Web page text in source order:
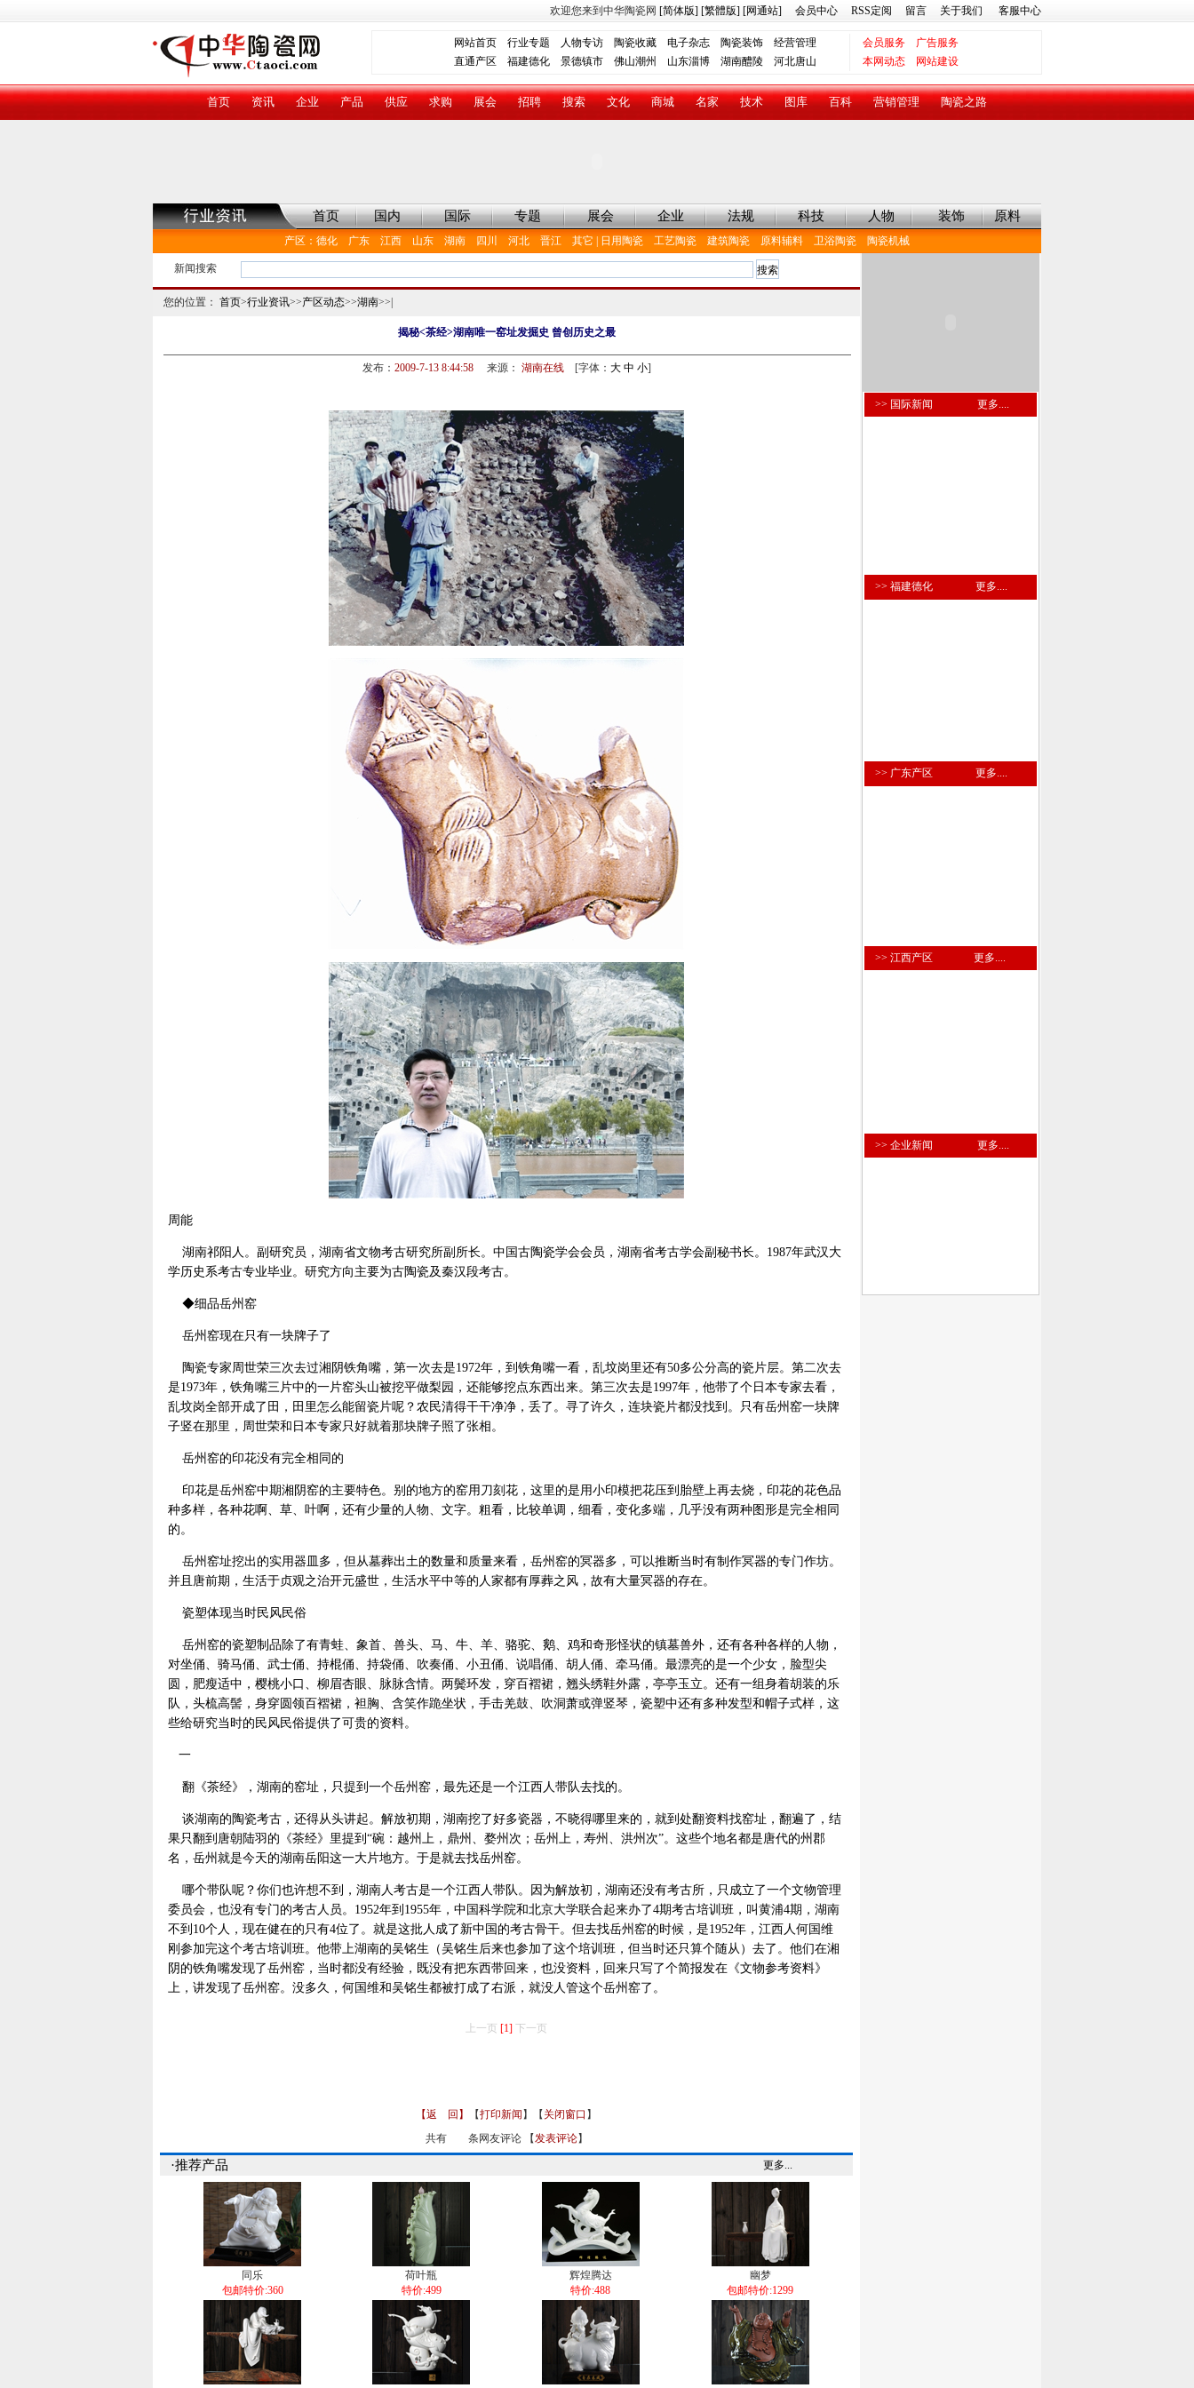
欢迎您来到中华陶瓷网 [简体版] [繁體版] [网通站] 会员中心 RSS定阅 留言 关于我们 客服中心
网站首页 行业专题 人物专访 陶瓷收藏 电子杂志 陶瓷装饰 经营管理 会员服务
广告服务
直通产区 福建德化 景德镇市 佛山潮州 山东淄博 湖南醴陵 河北唐山 本网动态 网站建设
首页 资讯 企业 产品 供应 求购 展会 招聘 搜索 文化 商城 名家 技术 图库 百科 营销管理 陶瓷之路
首页 国内 国际 专题 展会 企业 法规 科技 人物 装饰 原料
产区 ： 德化 广东 江西 山东 湖南 四川 河北 晋江 其它 日用陶瓷 工艺陶瓷 建筑陶瓷 原料辅料 卫浴陶瓷 陶瓷机械
新闻搜索
您的位置： 首页>行业资讯>>产区动态>>湖南>>|
揭秘<茶经>湖南唯一窑址发掘史 曾创历史之最
发布： 2009-7-13 8:44:58来源： 湖南在线[字体： 大 中 小]
周能
湖南祁阳人。副研究员，湖南省文物考古研究所副所长。中国古陶瓷学会会员，湖南省考古学会副秘书长。1987年武汉大
学历史系考古专业毕业。研究方向主要为古陶瓷及秦汉段考古。
◆细品岳州窑
岳州窑现在只有一块牌子了
陶瓷专家周世荣三次去过湘阴铁角嘴，第一次去是1972年，到铁角嘴一看，乱坟岗里还有50多公分高的瓷片层。第二次去
是1973年，铁角嘴三片中的一片窑头山被挖平做梨园，还能够挖点东西出来。第三次去是1997年，他带了个日本专家去看，
乱坟岗全部开成了田，田里怎么能留瓷片呢？农民清得干干净净，丢了。寻了许久，连块瓷片都没找到。只有岳州窑一块牌
子竖在那里，周世荣和日本专家只好就着那块牌子照了张相。
岳州窑的印花没有完全相同的
印花是岳州窑中期湘阴窑的主要特色。别的地方的窑用刀刻花，这里的是用小印模把花压到胎壁上再去烧，印花的花色品
种多样，各种花啊、草、叶啊，还有少量的人物、文字。粗看，比较单调，细看，变化多端，几乎没有两种图形是完全相同
的。
岳州窑址挖出的实用器皿多，但从墓葬出土的数量和质量来看，岳州窑的冥器多，可以推断当时有制作冥器的专门作坊。
并且唐前期，生活于贞观之治开元盛世，生活水平中等的人家都有厚葬之风，故有大量冥器的存在。
瓷塑体现当时民风民俗
岳州窑的瓷塑制品除了有青蛙、象首、兽头、马、牛、羊、骆驼、鹅、鸡和奇形怪状的镇墓兽外，还有各种各样的人物，
对坐俑、骑马俑、武士俑、持棍俑、持袋俑、吹奏俑、小丑俑、说唱俑、胡人俑、牵马俑。最漂亮的是一个少女，脸型尖
圆，肥瘦适中，樱桃小口、柳眉杏眼、脉脉含情。两鬓环发，穿百褶裙，翘头绣鞋外露，亭亭玉立。还有一组身着胡装的乐
队，头梳高髻，身穿圆领百褶裙，袒胸、含笑作跪坐状，手击羌鼓、吹洞萧或弹竖琴，瓷塑中还有多种发型和帽子式样，这
些给研究当时的民风民俗提供了可贵的资料。
一
翻《茶经》，湖南的窑址，只提到一个岳州窑，最先还是一个江西人带队去找的。
谈湖南的陶瓷考古，还得从头讲起。解放初期，湖南挖了好多瓷器，不晓得哪里来的，就到处翻资料找窑址，翻遍了，结
果只翻到唐朝陆羽的《茶经》里提到“碗：越州上，鼎州、婺州次；岳州上，寿州、洪州次”。这些个地名都是唐代的州郡
名，岳州就是今天的湖南岳阳这一大片地方。于是就去找岳州窑。
哪个带队呢？你们也许想不到，湖南人考古是一个江西人带队。因为解放初，湖南还没有考古所，只成立了一个文物管理
委员会，也没有专门的考古人员。1952年到1955年，中国科学院和北京大学联合起来办了4期考古培训班，叫黄浦4期，湖南
不到10个人，现在健在的只有4位了。就是这批人成了新中国的考古骨干。但去找岳州窑的时候，是1952年，江西人何国维
刚参加完这个考古培训班。他带上湖南的吴铭生（吴铭生后来也参加了这个培训班，但当时还只算个随从）去了。他们在湘
阴的铁角嘴发现了岳州窑，当时都没有经验，既没有把东西带回来，也没资料，回来只写了个简报发在《文物参考资料》
上，讲发现了岳州窑。没多久，何国维和吴铭生都被打成了右派，就没人管这个岳州窑了。
上一页 [1] 下一页
【返 回】 【打印新闻 】【 关闭窗口 】
共有
条网友评论 【发表评论】
·推荐产品 更多...
同乐
包邮特价:360
荷叶瓶
特价:499
辉煌腾达
特价:488
幽梦
包邮特价:1299
>> 国际新闻 更多....
>> 福建德化 更多....
>> 广东产区 更多....
>> 江西产区 更多....
>> 企业新闻 更多....